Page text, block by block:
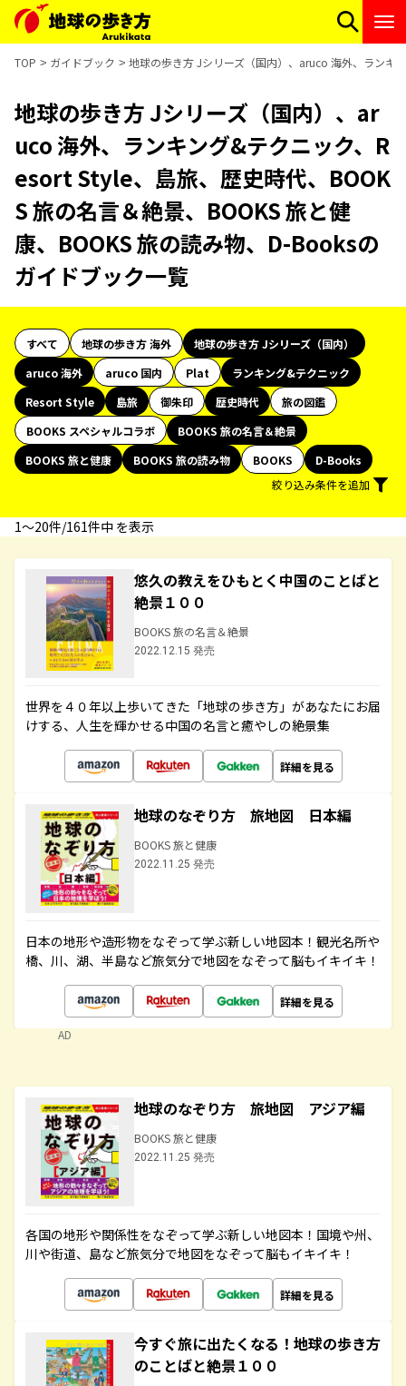
TOP ガイドブック 地球の歩き方 Jシリーズ（国内）、aruco 海外、ランキ
地球の歩き方 Jシリーズ（国内）、ar
uco 海外、ランキング&テクニック、R
esort Style、島旅、歴史時代、BOOK
S 旅の名言＆絶景、BOOKS 旅と健
康、BOOKS 旅の読み物、D-Booksの
ガイドブック一覧
すべて 地球の歩き方 海外
地球の歩き方 Jシリーズ（国内）
aruco 海外
aruco 国内 Plat
ランキング&テクニック
Resort Style
島旅 御朱印 歴史時代
旅の図鑑
BOOKS スペシャルコラボ
BOOKS 旅の名言＆絶景
BOOKS 旅と健康
BOOKS 旅の読み物 BOOKS
D-Books
絞り込み条件を追加
1〜20件/161件中 を表示
悠久の教えをひもとく中国のことばと
絶景１００
BOOKS 旅の名言＆絶景
2022.12.15 発売
世界を４０年以上歩いてきた「地球の歩き方」があなたにお届
けする、人生を輝かせる中国の名言と癒やしの絶景集
詳細を見る
地球のなぞり方 旅地図 日本編
BOOKS 旅と健康
2022.11.25 発売
日本の地形や造形物をなぞって学ぶ新しい地図本！観光名所や
橋、川、湖、半島など旅気分で地図をなぞって脳もイキイキ！
詳細を見る
AD
地球のなぞり方 旅地図 アジア編
BOOKS 旅と健康
2022.11.25 発売
各国の地形や関係性をなぞって学ぶ新しい地図本！国境や州、
川や街道、島など旅気分で地図をなぞって脳もイキイキ！
詳細を見る
今すぐ旅に出たくなる！地球の歩き方
のことばと絶景１００